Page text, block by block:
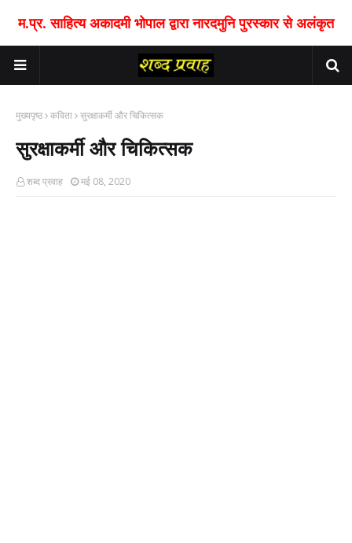
म.प्र. साहित्य अकादमी भोपाल द्वारा नारदमुनि पुरस्कार से अलंकृत
मुख्यपृष्ठ कविता सुरक्षाकर्मी और चिकित्सक
सुरक्षाकर्मी और चिकित्सक
शब्द प्रवाह मई 08, 2020